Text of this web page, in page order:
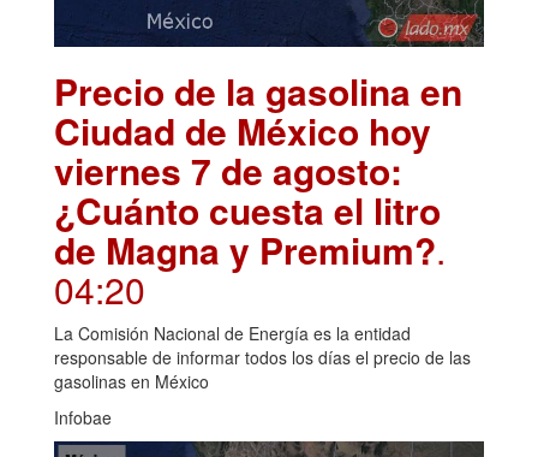
Precio de la gasolina en
Ciudad de México hoy
viernes 7 de agosto:
¿Cuánto cuesta el litro
de Magna y Premium?.
04:20
La Comisión Nacional de Energía es la entidad
responsable de informar todos los días el precio de las
gasolinas en México
Infobae